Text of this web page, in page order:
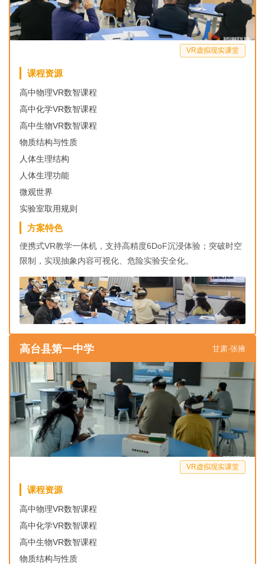
VR虚拟现实课堂
课程资源
高中物理VR数智课程
高中化学VR数智课程
高中生物VR数智课程
物质结构与性质
人体生理结构
人体生理功能
微观世界
实验室取用规则
方案特色
便携式VR教学一体机，支持高精度6DoF沉浸体验；突破时空
限制，实现抽象内容可视化、危险实验安全化。
高台县第一中学 甘肃·张掖
VR虚拟现实课堂
课程资源
高中物理VR数智课程
高中化学VR数智课程
高中生物VR数智课程
物质结构与性质